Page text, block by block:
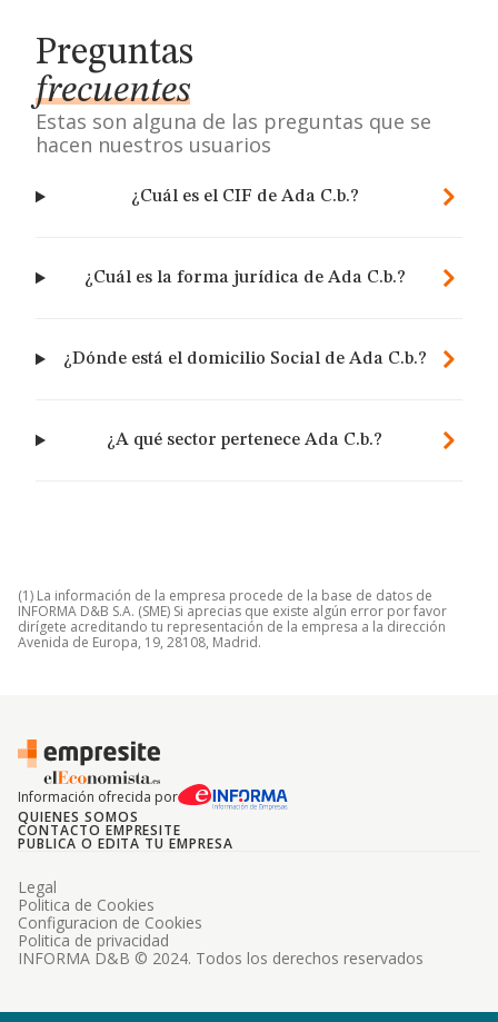
Preguntas
frecuentes
Estas son alguna de las preguntas que se
hacen nuestros usuarios
¿Cuál es el CIF de Ada C.b.?
¿Cuál es la forma jurídica de Ada C.b.?
¿Dónde está el domicilio Social de Ada C.b.?
¿A qué sector pertenece Ada C.b.?
(1) La información de la empresa procede de la base de datos de
INFORMA D&B S.A. (SME) Si aprecias que existe algún error por favor
dirígete acreditando tu representación de la empresa a la dirección
Avenida de Europa, 19, 28108, Madrid.
Información ofrecida por
QUIENES SOMOS
CONTACTO EMPRESITE
PUBLICA O EDITA TU EMPRESA
INFORMA D&B © 2024. Todos los derechos reservados
Legal
Politica de Cookies
Configuracion de Cookies
Politica de privacidad